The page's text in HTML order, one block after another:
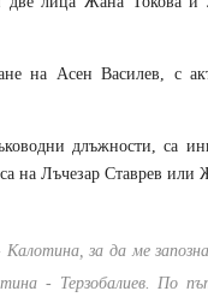
на Асен Василев, с
длъжности, са
на Лъчезар Ставрев или
за да ме
- Терзобалиев. По